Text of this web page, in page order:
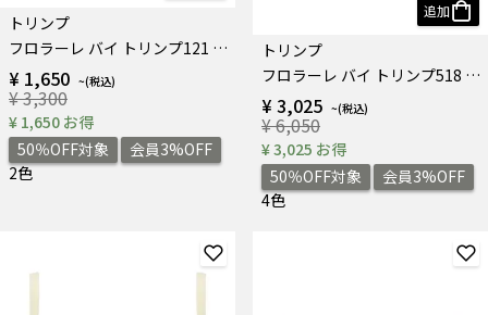
トリンプ
¥ 1,650
¥ 3,300
¥ 1,650 お得
50％OFF対象
追加
トリンプ
フロラーレ バイ トリンプ518 ブラジャー
¥ 3,025
¥ 6,050
¥ 3,025 お得
50％OFF対象
会員3%OFF
4色